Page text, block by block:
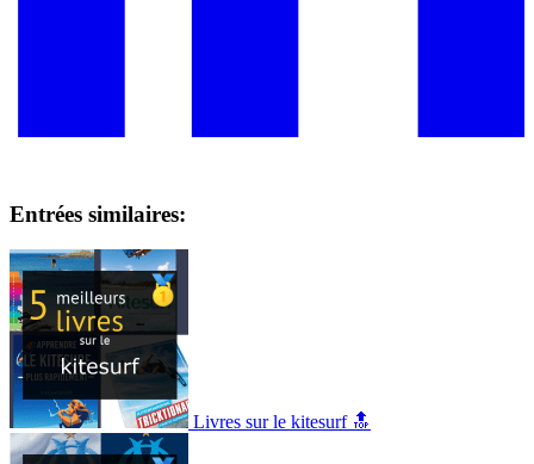
Entrées similaires:
Livres sur le kitesurf 🔝